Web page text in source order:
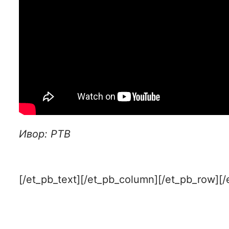
Ивор: РТВ
[/et_pb_text][/et_pb_column][/et_pb_row][/